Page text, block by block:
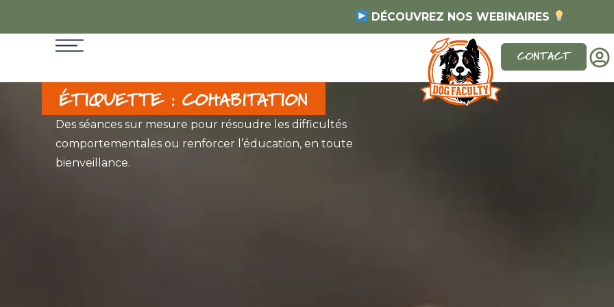
DÉCOUVREZ NOS WEBINAIRES
CONTACT
ÉTIQUETTE : COHABITATION
Des séances sur mesure pour résoudre les difficultés
comportementales ou renforcer l’éducation, en toute
bienveillance.